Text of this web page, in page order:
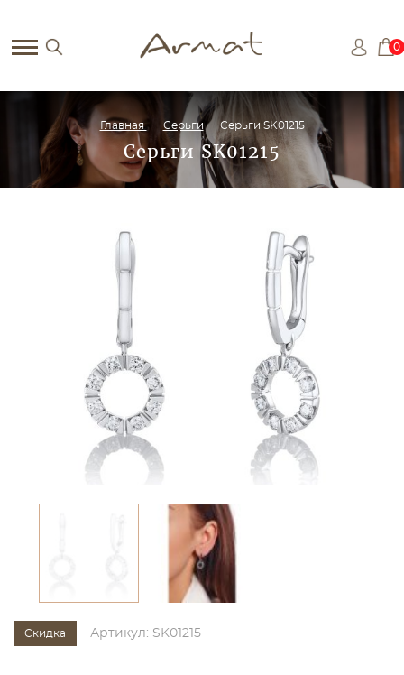
0
Главная Серьги Серьги SK01215
Серьги SK01215
Скидка Артикул: SK01215